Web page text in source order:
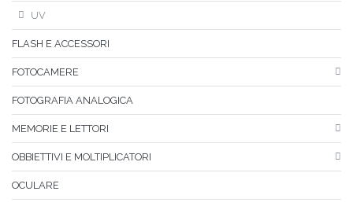
UV
FLASH E ACCESSORI
FOTOCAMERE
FOTOGRAFIA ANALOGICA
MEMORIE E LETTORI
OBBIETTIVI E MOLTIPLICATORI
OCULARE